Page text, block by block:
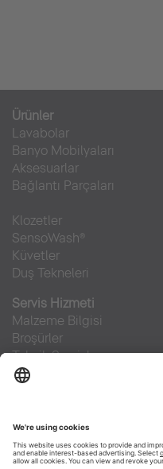
Ürünler
Lavabolar
Banyo Mobilyaları
Aksesuarlar
Bağlantı Parçaları
Klozetler
SensoWash®
Küvetler
Duş Tekneleri
Servis Hizmeti
Malzeme Bilgisi
Broşürler
Teknik Servisler
Sıkça sorulan sorular
Facebook
Pinterest